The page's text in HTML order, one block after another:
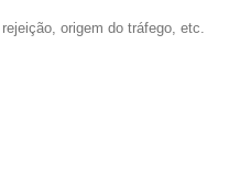
origem do tráfego, etc.